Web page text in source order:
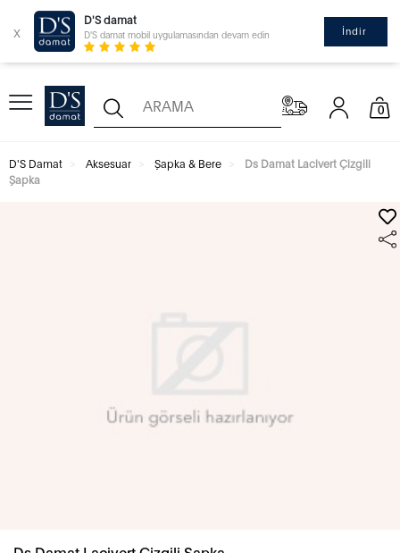
x
D'S damat
D'S damat mobil uygulamasından devam edin İndir
0
D'S Damat Aksesuar Şapka & Bere
Ds Damat Lacivert Çizgili
Şapka